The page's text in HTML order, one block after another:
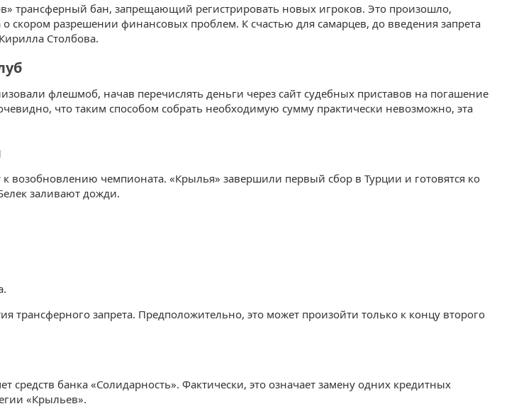
трансферный бан, запрещающий регистрировать новых игроков. Это произошло,
скором разрешении финансовых проблем. К счастью для самарцев, до введения запрета
Столбова.
флешмоб, начав перечислять деньги через сайт судебных приставов на погашение
что таким способом собрать необходимую сумму практически невозможно, эта
возобновлению чемпионата. «Крылья» завершили первый сбор в Турции и готовятся ко
заливают дожди.
трансферного запрета. Предположительно, это может произойти только к концу второго
средств банка «Солидарность». Фактически, это означает замену одних кредитных
«Крыльев».